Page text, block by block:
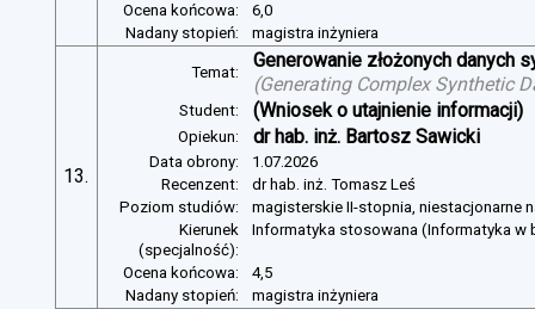
Ocena końcowa:
6,0
Nadany stopień:
magistra inżyniera
13.
Temat:
Generowanie złożonych danych
(Generating Complex Synthetic
Student: (Wniosek o utajnienie informacji)
Opiekun: dr hab. inż. Bartosz Sawicki
Data obrony:
1.07.2026
Recenzent:
dr hab. inż. Tomasz Leś
Poziom studiów:
magisterskie II-stopnia, niestacjonarne
Kierunek
(specjalność):
Informatyka stosowana (Informatyka w
Ocena końcowa:
4,5
Nadany stopień:
magistra inżyniera